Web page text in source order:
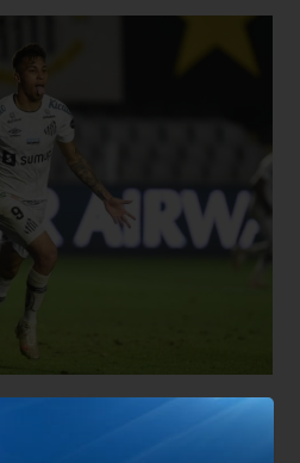
amonestaciones de Kaio